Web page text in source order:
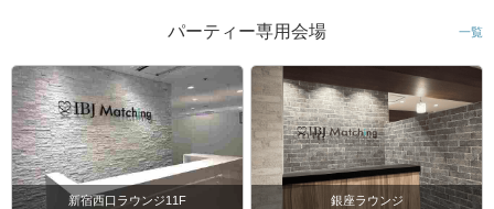
額のキャンセル料が発生します。
掲載開始日：2025/7/9
パーティー専用会場 一覧
新宿西口ラウンジ11F 銀座ラウンジ